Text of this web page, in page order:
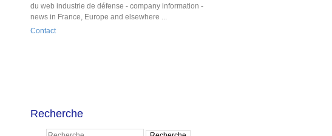
du web industrie de défense - company information -
news in France, Europe and elsewhere ...
Contact
Recherche